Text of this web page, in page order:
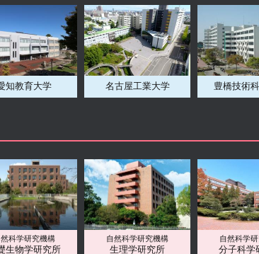
知教育大学 名古屋工業大学 豊橋技術
然科学研究機構
生物学研究所
自然科学研究機構
生理学研究所
自然科学
分子科学